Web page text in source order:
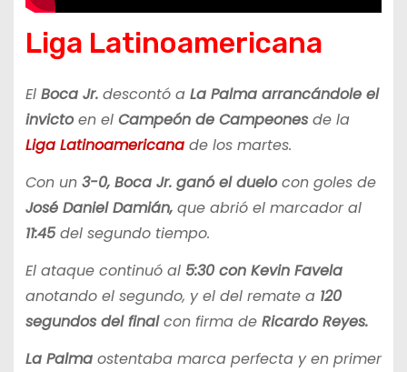
Liga Latinoamericana
El Boca Jr.descontó a La Palma arrancándole el
invictoen el Campeón de Campeonesde la
Liga Latinoamericana de los martes.
Con un 3-0, Boca Jr. ganó el duelocon goles de
José Daniel Damián,que abrió el marcador al
11:45del segundo tiempo.
El ataque continuó al 5:30 con Kevin Favela
anotando el segundo, y el del remate a120
segundos del finalcon firma de Ricardo Reyes.
La Palmaostentaba marca perfecta y en primer